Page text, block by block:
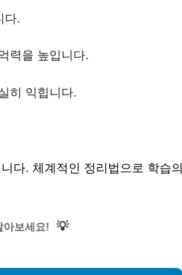
다.
력을 높입니다.
히 익힙니다.
다. 체계적인 정리법으로 학습의
아보세요! 💡